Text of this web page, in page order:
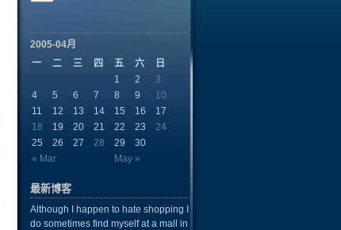
2005-04月
一
二 三 四 五 六 日
« Mar May »
1 2
3
4
5 6 7 8 9
10
11
12 13 14 15 16
17
18
19 20 21 22 23
24
25
26 27 28 29 30
最新博客
Although I happen to hate shopping I
do sometimes find myself at a mall in